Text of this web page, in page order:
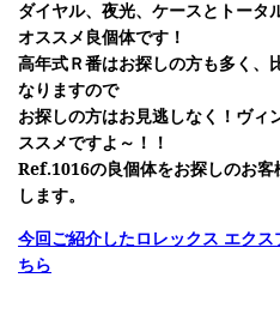
ダイヤル、夜光、ケースとトータ
オススメ良個体です！
高年式Ｒ番はお探しの方も多く、
なりますので
お探しの方はお見逃しなく！ヴィ
ススメですよ～！！
Ref.1016の良個体をお探しのお客
します。
今回ご紹介したロレックス エク
ちら